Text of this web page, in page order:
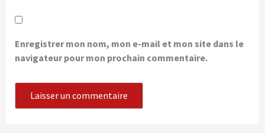
Enregistrer mon nom, mon e-mail et mon site dans le
navigateur pour mon prochain commentaire.